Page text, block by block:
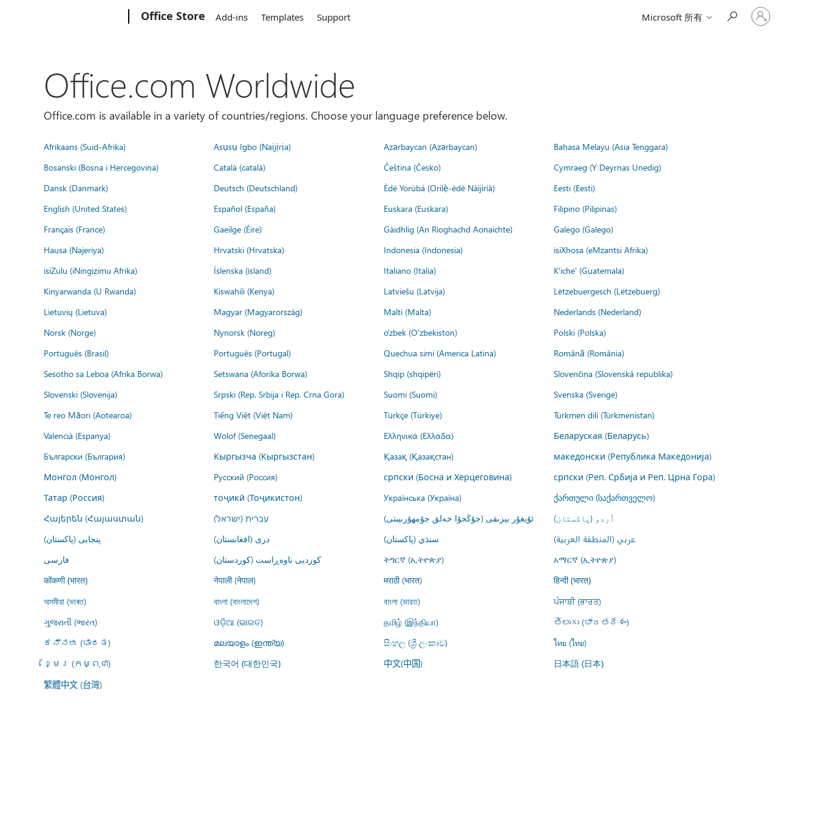
Office Store Add-ins Templates Support Microsoft 所有
登
入
Office.com Worldwide
Office.com is available in a variety of countries/regions. Choose your language preference below.
Afrikaans (Suid-Afrika) Asụsụ Igbo (Naịjịrịa) Azərbaycan (Azərbaycan)
Bahasa Melayu (Asia Tenggara)
Bosanski (Bosna i Hercegovina)
Català (català) Čeština (Česko)
Cymraeg (Y Deyrnas Unedig)
Dansk (Danmark)
Deutsch (Deutschland) Èdè Yorùbá (Orilẹ̀-èdè Nàìjíríà)
Eesti (Eesti)
English (United States)
Español (España) Euskara (Euskara)
Filipino (Pilipinas)
Français (France)
Gaeilge (Éire) Gàidhlig (An Rìoghachd Aonaichte)
Galego (Galego)
Hausa (Najeriya)
Hrvatski (Hrvatska) Indonesia (Indonesia)
isiXhosa (eMzantsi Afrika)
isiZulu (iNingizimu Afrika)
Íslenska (ísland) Italiano (Italia)
K'iche' (Guatemala)
Kinyarwanda (U Rwanda)
Kiswahili (Kenya) Latviešu (Latvija)
Lëtzebuergesch (Lëtzebuerg)
Lietuvių (Lietuva)
Magyar (Magyarország) Malti (Malta)
Nederlands (Nederland)
Norsk (Norge)
Nynorsk (Noreg) o'zbek (O'zbekiston)
Polski (Polska)
Português (Brasil)
Português (Portugal) Quechua simi (America Latina)
Română (România)
Sesotho sa Leboa (Afrika Borwa)
Setswana (Aforika Borwa) Shqip (shqipëri)
Slovenčina (Slovenská republika)
Slovenski (Slovenija)
Srpski (Rep. Srbija i Rep. Crna Gora) Suomi (Suomi)
Svenska (Sverige)
Te reo Māori (Aotearoa)
Tiếng Việt (Việt Nam) Türkçe (Türkiye)
Türkmen dili (Türkmenistan)
Valencià (Espanya)
Wolof (Senegaal) Ελληνικά (Ελλάδα)
Беларуская (Беларусь)
Български (България)
Кыргызча (Кыргызстан) Қазақ (Қазақстан)
македонски (Република Македонија)
Монгол (Монгол)
Русский (Россия) српски (Босна и Херцеговина)
српски (Реп. Србија и Реп. Црна Гора)
Татар (Россия)
тоҷикӣ (Тоҷикистон) Українська (Україна)
ქართული (საქართველო)
Հայերեն (Հայաստան)
עברית (ישראל) ئۇيغۇر يېزىقى (جۇڭخۇا خەلق جۇمھۇرىيىتى)
اُردو (پاکستان)
پنجابی (پاکستان)
درى (افغانستان) سنڌي (پاکستان)
عربي (المنطقة العربية)
فارسى
کوردیی ناوەڕاست (کوردستان) ትግርኛ (ኢትዮጵያ) አማርኛ (ኢትዮጵያ)
कोंकणी (भारत) नेपाली (नेपाल) मराठी (भारत) हिन्दी (भारत)
অসমীয়া (ভাৰত) বাংলা (বাংলাদেশ) বাংলা (ভারত)
ਪੰਜਾਬੀ (ਭਾਰਤ)
ગુજરાતી (ભારત)
ଓଡ଼ିଆ (ଭାରତ) தமிழ் (இந்தியா)
తెలుగు (భారతదేశం)
ಕನ್ನಡ (ಭಾರತ)
മലയാളം (ഇന്ത്യ) සිංහල (ශ්‍රී ලංකාව)
ไทย (ไทย)
ខ្មែរ (កម្ពុជា)
한국어 (대한민국) 中文(中国) 日本語 (日本)
繁體中文 (台灣)